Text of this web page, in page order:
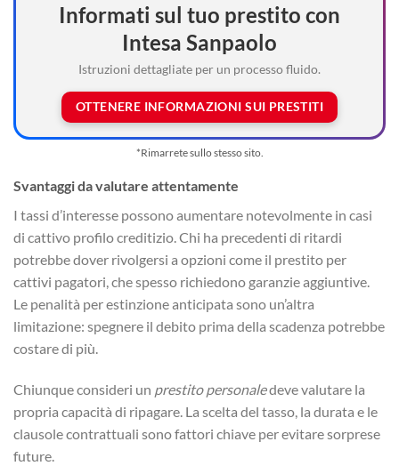
Informati sul tuo prestito con
Intesa Sanpaolo
Istruzioni dettagliate per un processo fluido.
OTTENERE INFORMAZIONI SUI PRESTITI
*Rimarrete sullo stesso sito.
Svantaggi da valutare attentamente
I tassi d’interesse possono aumentare notevolmente in casi
di cattivo profilo creditizio. Chi ha precedenti di ritardi
potrebbe dover rivolgersi a opzioni come il prestito per
cattivi pagatori, che spesso richiedono garanzie aggiuntive.
Le penalità per estinzione anticipata sono un’altra
limitazione: spegnere il debito prima della scadenza potrebbe
costare di più.
Chiunque consideri un prestito personaledeve valutare la
propria capacità di ripagare. La scelta del tasso, la durata e le
clausole contrattuali sono fattori chiave per evitare sorprese
future.